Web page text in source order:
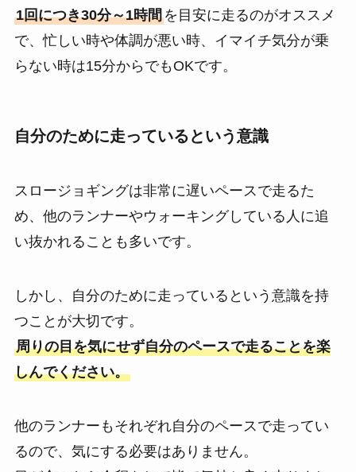
1回につき30分～1時間を目安に走るのがオススメ
で、忙しい時や体調が悪い時、イマイチ気分が乗
らない時は15分からでもOKです。
自分のために走っているという意識
スロージョギングは非常に遅いペースで走るた
め、他のランナーやウォーキングしている人に追
い抜かれることも多いです。
しかし、自分のために走っているという意識を持
つことが大切です。
周りの目を気にせず自分のペースで走ることを楽
しんでください。
他のランナーもそれぞれ自分のペースで走ってい
るので、気にする必要はありません。